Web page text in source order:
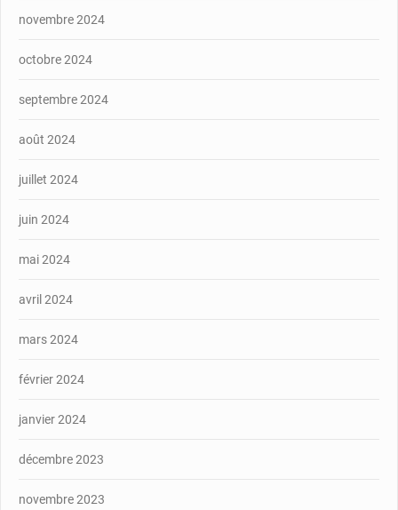
novembre 2024
octobre 2024
septembre 2024
août 2024
juillet 2024
juin 2024
mai 2024
avril 2024
mars 2024
février 2024
janvier 2024
décembre 2023
novembre 2023